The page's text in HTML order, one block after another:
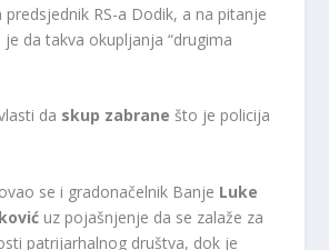
RS-a Dodik, a na pitanje
da takva okupljanja “drugima
da skup zabrane što je policija
se i gradonačelnik Banje Luke
uz pojašnjenje da se zalaže za
patrijarhalnog društva, dok je